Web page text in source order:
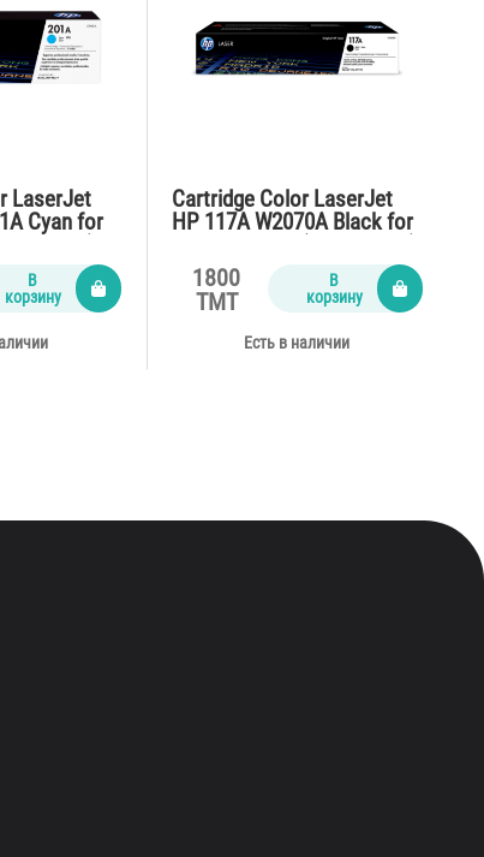
LaserJet
Cyan for
В
корзину
Cartridge Color LaserJet
HP 117A W2070A Black for
1800
TMT
В
корзину
Есть в наличии